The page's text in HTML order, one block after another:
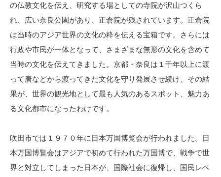
の仏教文化を伝え、研究する場としての寺院が沢山つくら
れ、広い奈良公園があり、正倉院が残されています。正倉院
は当時のアジア世界の文化の粋を伝える宝箱です。さらには
行政や市民が一体となって、さまざまな無形の文化を含めて
当時の文化を伝えてきました。京都・奈良は１千年以上に渡
って唐などから渡ってきた文化を守り発展させ続け、その結
果が、世界の観光地として最も人気のあるスポット、魅力あ
る文化都市になったわけです。
吹田市では１９７０年に日本万国博覧会が行われました。日
本万国博覧会はアジアで初めて行われた万国博で、戦争で世
界と対立してしまった日本が、国際社会に復帰し、国民レベ